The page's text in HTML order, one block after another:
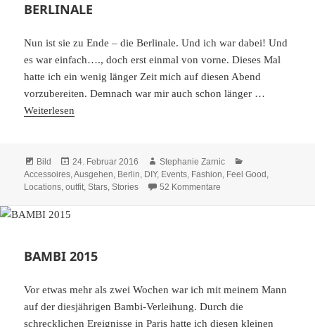
BERLINALE
Nun ist sie zu Ende – die Berlinale. Und ich war dabei! Und
es war einfach…., doch erst einmal von vorne. Dieses Mal
hatte ich ein wenig länger Zeit mich auf diesen Abend
vorzubereiten. Demnach war mir auch schon länger …
Weiterlesen
Format
Bild
Veröffentlicht
am
24. Februar 2016 Autor
Stephanie Zarnic
Accessoires,Ausgehen, Berlin, DIY, Events, Fashion, Feel Good ,
Locations,outfit,Stars,Stories 52 Kommentare
BAMBI 2015
Vor etwas mehr als zwei Wochen war ich mit meinem Mann
auf der diesjährigen Bambi-Verleihung. Durch die
schrecklichen Ereignisse in Paris hatte ich diesen kleinen